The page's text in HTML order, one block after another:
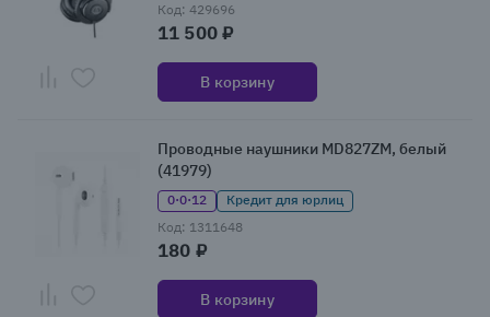
Код: 429696
11 500 ₽
В корзину
Проводные наушники MD827ZM, белый
(41979)
0·0·12
Кредит для юрлиц
Код: 1311648
180 ₽
В корзину